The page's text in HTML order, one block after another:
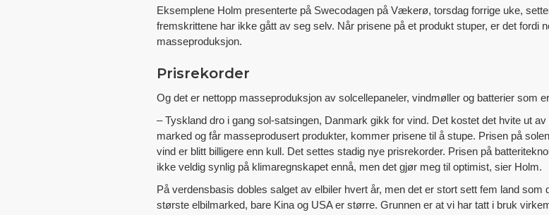
Eksemplene Holm presenterte på Swecodagen på Vækerø, torsdag forrige uke,
fremskrittene har ikke gått av seg selv. Når prisene på et produkt stuper, er det fordi
masseproduksjon.
Prisrekorder
Og det er nettopp masseproduksjon av solcellepaneler, vindmøller og batterier som
– Tyskland dro i gang sol-satsingen, Danmark gikk for vind. Det kostet det hvite ut
marked og får masseprodusert produkter, kommer prisene til å stupe. Prisen på
vind er blitt billigere enn kull. Det settes stadig nye prisrekorder. Prisen på
ikke veldig synlig på klimaregnskapet ennå, men det gjør meg til optimist, sier Holm.
På verdensbasis dobles salget av elbiler hvert år, men det er stort sett fem land
største elbilmarked, bare Kina og USA er større. Grunnen er at vi har tatt i bruk